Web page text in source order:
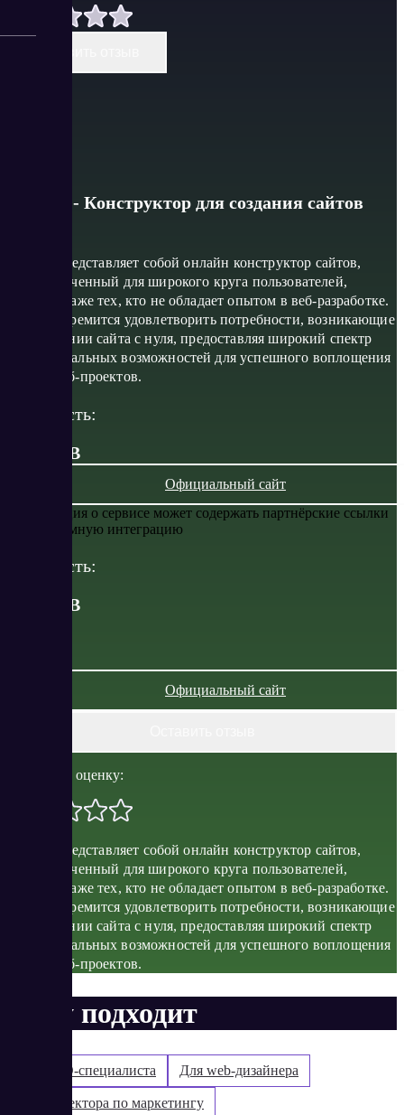
Site.pro - Конструктор для создания сайтов
Site.pro представляет собой онлайн конструктор сайтов,
предназначенный для широкого круга пользователей,
включая даже тех, кто не обладает опытом в веб-разработке.
Сервис стремится удовлетворить потребности, возникающие
при создании сайта с нуля, предоставляя широкий спектр
функциональных возможностей для успешного воплощения
любых веб-проектов.
Стоимость:
от 0 RUB
Официальный сайт
Информация о сервисе может содержать партнёрские ссылки
или рекламную интеграцию
Стоимость:
RUB
Официальный сайт
Поставить оценку:
Site.pro представляет собой онлайн конструктор сайтов,
предназначенный для широкого круга пользователей,
включая даже тех, кто не обладает опытом в веб-разработке.
Сервис стремится удовлетворить потребности, возникающие
при создании сайта с нуля, предоставляя широкий спектр
функциональных возможностей для успешного воплощения
любых веб-проектов.
Кому подходит
Для SEO-специалиста Для web-дизайнера
Для директора по маркетингу